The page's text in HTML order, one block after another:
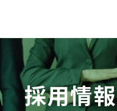
採用情報